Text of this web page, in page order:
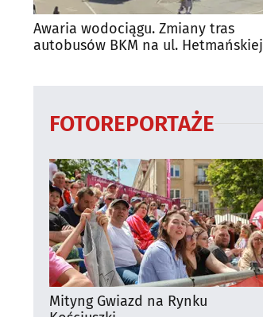
Awaria wodociągu. Zmiany tras
autobusów BKM na ul. Hetmańskiej
FOTOREPORTAŻE
Mityng Gwiazd na Rynku